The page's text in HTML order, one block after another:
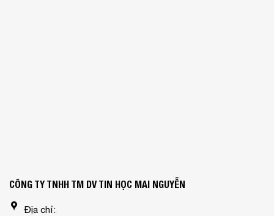
CÔNG TY TNHH TM DV TIN HỌC MAI NGUYỄN
Địa chỉ: